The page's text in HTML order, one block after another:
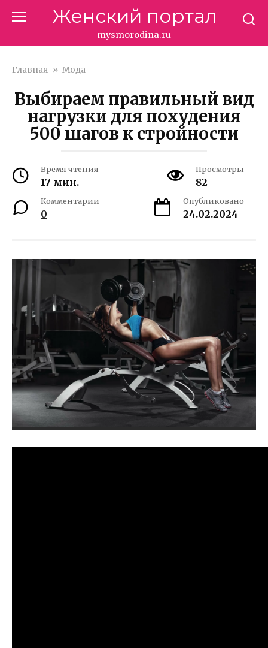
Женский портал
mysmorodina.ru
Главная » Мода
Выбираем правильный вид
нагрузки для похудения
500 шагов к стройности
Время чтения
17 мин.
Просмотры
82
Комментарии
0
Опубликовано
24.02.2024